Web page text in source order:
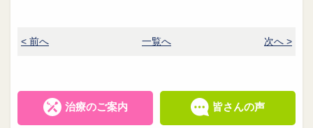
< 前へ 一覧へ 次へ >
治療のご案内 皆さんの声